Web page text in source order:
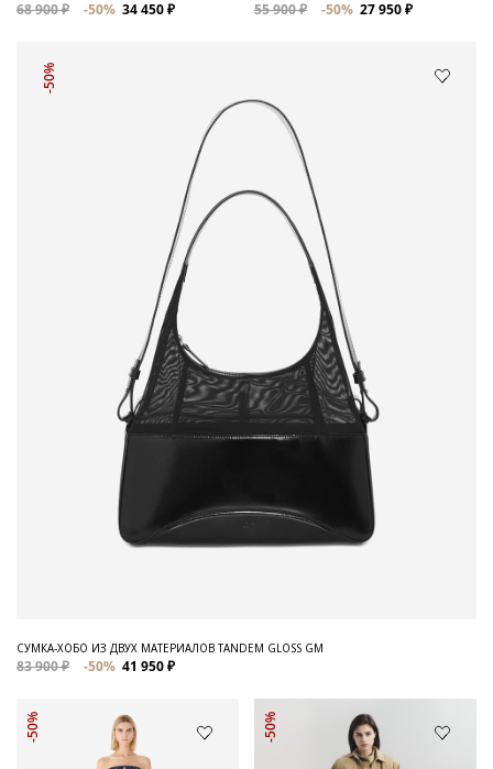
68 900 ₽ -50% 34 450 ₽ 55 900 ₽ -50% 27 950 ₽
-50%
СУМКА-ХОБО ИЗ ДВУХ МАТЕРИАЛОВ TANDEM GLOSS GM
83 900 ₽ -50% 41 950 ₽
-50% -50%